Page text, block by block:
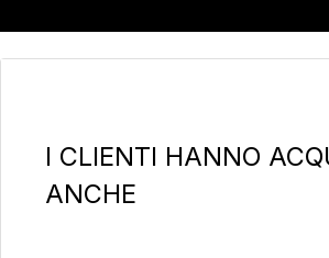
Salta la galleria dei prodotti
I CLIENTI HANNO
ANCHE